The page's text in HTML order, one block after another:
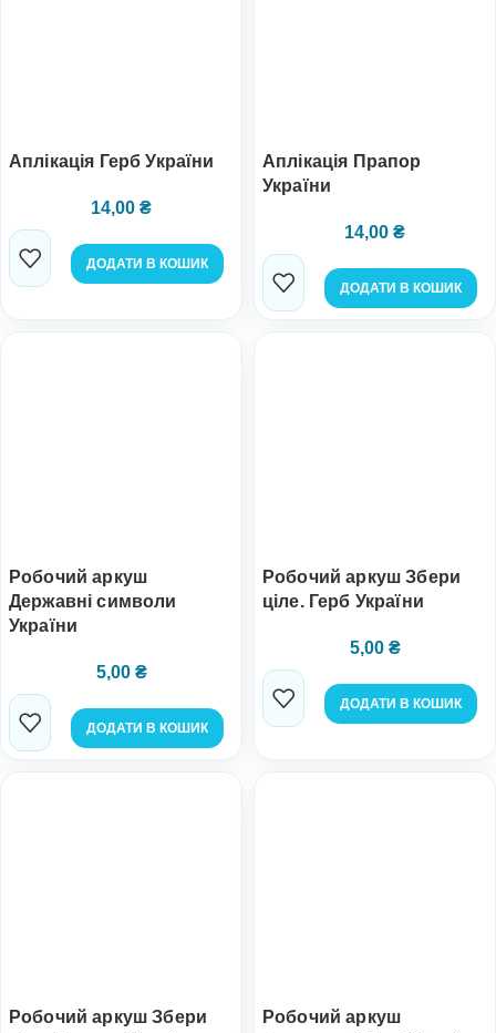
Аплікація Герб України
14,00 ₴
ДОДАТИ В КОШИК
Аплікація Прапор
України
14,00 ₴
ДОДАТИ В КОШИК
Робочий аркуш
Державні символи
України
5,00 ₴
ДОДАТИ В КОШИК
Робочий аркуш Збери
ціле. Герб України
5,00 ₴
ДОДАТИ В КОШИК
Робочий аркуш Збери
Робочий аркуш